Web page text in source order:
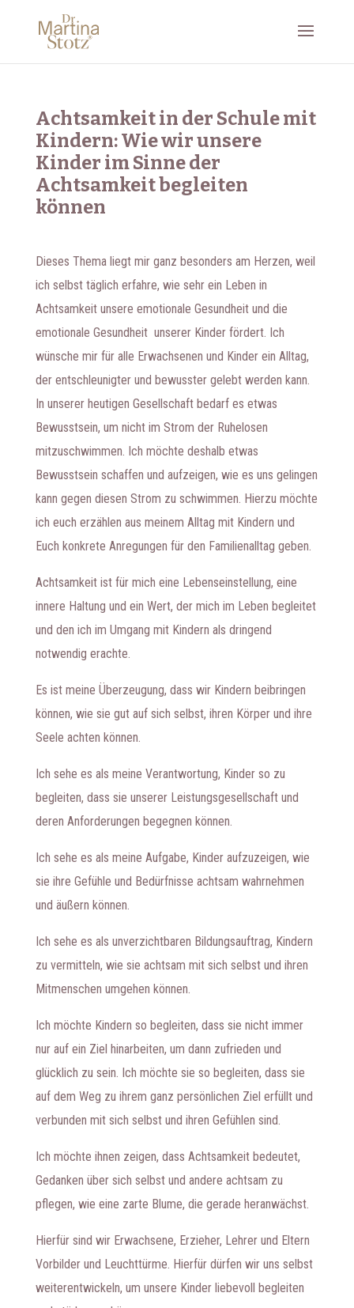
Achtsamkeit in der Schule mit
Kindern: Wie wir unsere
Kinder im Sinne der
Achtsamkeit begleiten
können
Dieses Thema liegt mir ganz besonders am Herzen, weil
ich selbst täglich erfahre, wie sehr ein Leben in
Achtsamkeit unsere emotionale Gesundheit und die
emotionale Gesundheit unserer Kinder fördert. Ich
wünsche mir für alle Erwachsenen und Kinder ein Alltag,
der entschleunigter und bewusster gelebt werden kann.
In unserer heutigen Gesellschaft bedarf es etwas
Bewusstsein, um nicht im Strom der Ruhelosen
mitzuschwimmen. Ich möchte deshalb etwas
Bewusstsein schaffen und aufzeigen, wie es uns gelingen
kann gegen diesen Strom zu schwimmen. Hierzu möchte
ich euch erzählen aus meinem Alltag mit Kindern und
Euch konkrete Anregungen für den Familienalltag geben.
Achtsamkeit ist für mich eine Lebenseinstellung, eine
innere Haltung und ein Wert, der mich im Leben begleitet
und den ich im Umgang mit Kindern als dringend
notwendig erachte.
Es ist meine Überzeugung, dass wir Kindern beibringen
können, wie sie gut auf sich selbst, ihren Körper und ihre
Seele achten können.
Ich sehe es als meine Verantwortung, Kinder so zu
begleiten, dass sie unserer Leistungsgesellschaft und
deren Anforderungen begegnen können.
Ich sehe es als meine Aufgabe, Kinder aufzuzeigen, wie
sie ihre Gefühle und Bedürfnisse achtsam wahrnehmen
und äußern können.
Ich sehe es als unverzichtbaren Bildungsauftrag, Kindern
zu vermitteln, wie sie achtsam mit sich selbst und ihren
Mitmenschen umgehen können.
Ich möchte Kindern so begleiten, dass sie nicht immer
nur auf ein Ziel hinarbeiten, um dann zufrieden und
glücklich zu sein. Ich möchte sie so begleiten, dass sie
auf dem Weg zu ihrem ganz persönlichen Ziel erfüllt und
verbunden mit sich selbst und ihren Gefühlen sind.
Ich möchte ihnen zeigen, dass Achtsamkeit bedeutet,
Gedanken über sich selbst und andere achtsam zu
pflegen, wie eine zarte Blume, die gerade heranwächst.
Hierfür sind wir Erwachsene, Erzieher, Lehrer und Eltern
Vorbilder und Leuchttürme. Hierfür dürfen wir uns selbst
weiterentwickeln, um unsere Kinder liebevoll begleiten